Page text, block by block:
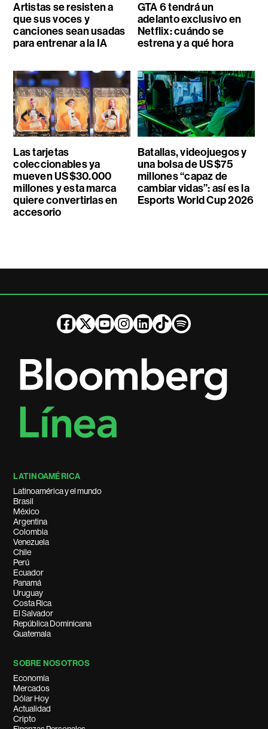
Artistas se resisten a
que sus voces y
canciones sean usadas
para entrenar a la IA
GTA 6 tendrá un
adelanto exclusivo en
Netflix: cuándo se
estrena y a qué hora
Las tarjetas
coleccionables ya
mueven US$30.000
millones y esta marca
quiere convertirlas en
accesorio
Batallas, videojuegos y
una bolsa de US$75
millones “capaz de
cambiar vidas”: así es la
Esports World Cup 2026
LATINOAMÉRICA
Latinoamérica y el mundo
Brasil
México
Argentina
Colombia
Venezuela
Chile
Perú
Ecuador
Panamá
Uruguay
Costa Rica
El Salvador
República Dominicana
Guatemala
SOBRE NOSOTROS
Economía
Mercados
Dólar Hoy
Actualidad
Cripto